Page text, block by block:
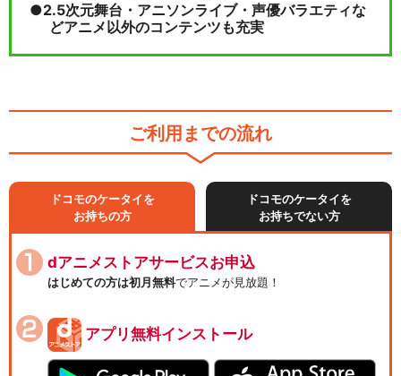
2.5次元舞台・アニソンライブ・声優バラエティな
どアニメ以外のコンテンツも充実
ご利用までの流れ
ドコモのケータイを
お持ちの方
ドコモのケータイを
お持ちでない方
dアニメストアサービスお申込
はじめての方は初月無料でアニメが見放題！
アプリ無料インストール